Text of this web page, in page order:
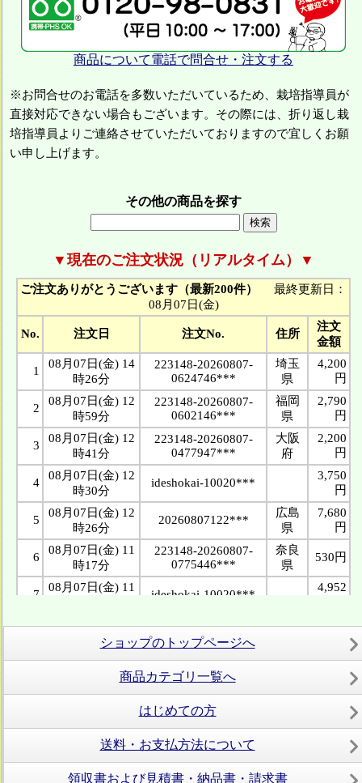
商品について電話で問合せ・注文する
※お問合せのお電話を多数いただいているため、栽培指導員が
直接対応できない場合もございます。その際には、折り返し栽
培指導員よりご連絡させていただいておりますので宜しくお願
い申し上げます。
その他の商品を探す
▼現在のご注文状況（リアルタイム）▼
ショップのトップページへ
商品カテゴリ一覧へ
はじめての方
送料・お支払方法について
領収書および見積書・納品書・請求書